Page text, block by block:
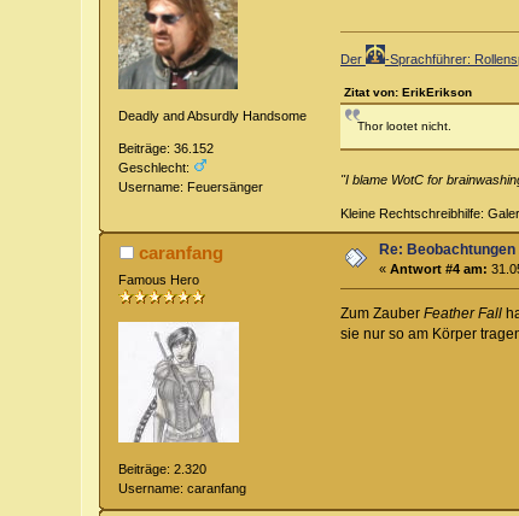
Deadly and Absurdly Handsome
Beiträge: 36.152
Geschlecht:
Username: Feuersänger
Der -Sprachführer:
Zitat von: ErikErikson
Thor lootet nicht.
"I blame WotC for
Kleine Rechtschreibhilfe:
caranfang
Famous Hero
Beiträge: 2.320
Username: caranfang
Re: Beobachtungen
«Antwort #4 am:
Zum Zauber Feather Fall
sie nur so am Körper